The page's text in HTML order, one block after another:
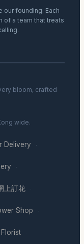
our founding. Each
of a team that treats
bloom, crafted
wide.
Delivery ·
·
上訂花 ·
Shop ·
·